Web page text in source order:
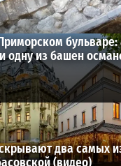
бульваре:
одну из башен
два самых